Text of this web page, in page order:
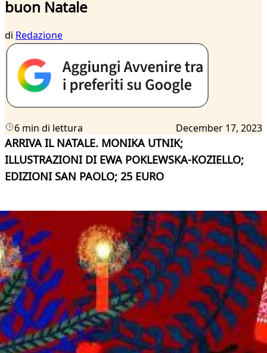
buon Natale
di Redazione
6 min di lettura December 17, 2023
ARRIVA IL NATALE. MONIKA UTNIK;
ILLUSTRAZIONI DI EWA POKLEWSKA-KOZIELLO;
EDIZIONI SAN PAOLO; 25 EURO